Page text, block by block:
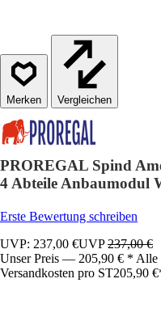
Vergleichen
PROREGAL Spind
4 Abteile Anbaumodul
Erste Bewertung schreiben
UVP: 237,00 €UVP237,00 €
Unser Preis — 205,90 € * Alle
Versandkosten pro ST205,90 €